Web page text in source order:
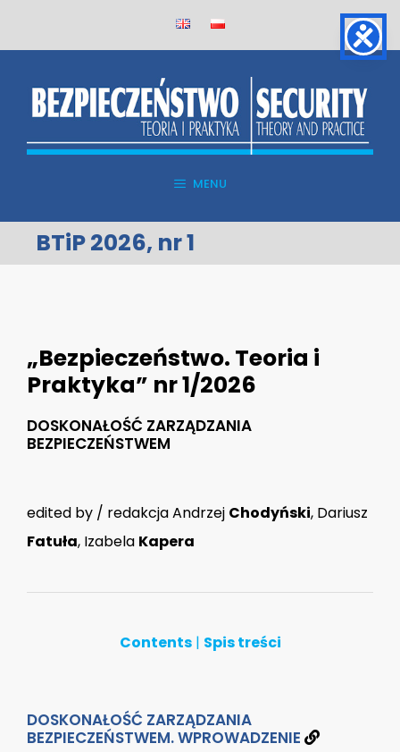
MENU
BTiP 2026, nr 1
„Bezpieczeństwo. Teoria i
Praktyka” nr 1/2026
DOSKONAŁOŚĆ ZARZĄDZANIA
BEZPIECZEŃSTWEM
edited by / redakcja Andrzej Chodyński, Dariusz
Fatuła, Izabela Kapera
Contents| Spis treści
DOSKONAŁOŚĆ ZARZĄDZANIA
BEZPIECZEŃSTWEM. WPROWADZENIE